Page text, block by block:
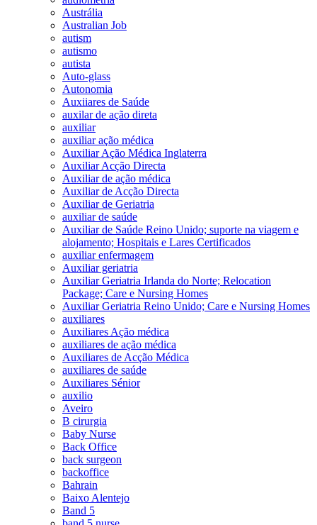
Austrália
Australian Job
autism
autismo
autista
Auto-glass
Autonomia
Auxiiares de Saúde
auxilar de ação direta
auxiliar
auxiliar ação médica
Auxiliar Ação Médica Inglaterra
Auxiliar Acção Directa
Auxiliar de ação médica
Auxiliar de Acção Directa
Auxiliar de Geriatria
auxiliar de saúde
Auxiliar de Saúde Reino Unido; suporte na viagem e
alojamento; Hospitais e Lares Certificados
auxiliar enfermagem
Auxiliar geriatria
Auxiliar Geriatria Irlanda do Norte; Relocation
Package; Care e Nursing Homes
Auxiliar Geriatria Reino Unido; Care e Nursing Homes
auxiliares
Auxiliares Ação médica
auxiliares de ação médica
Auxiliares de Acção Médica
auxiliares de saúde
Auxiliares Sénior
auxilio
Aveiro
B cirurgia
Baby Nurse
Back Office
back surgeon
backoffice
Bahrain
Baixo Alentejo
Band 5